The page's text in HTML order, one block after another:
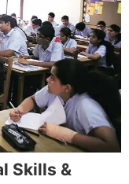
Skills &